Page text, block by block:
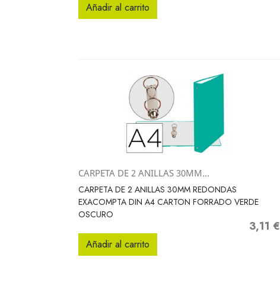
Añadir al carrito
Vista rápida
CARPETA DE 2 ANILLAS 30MM...
CARPETA DE 2 ANILLAS 30MM REDONDAS
EXACOMPTA DIN A4 CARTON FORRADO VERDE
OSCURO
Precio
3,11 €
Añadir al carrito